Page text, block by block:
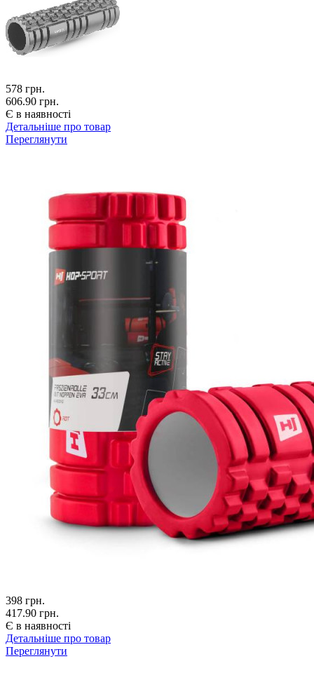
578 грн.
606.90 грн.
Є в наявності
Детальніше про товар
Переглянути
398 грн.
417.90 грн.
Є в наявності
Детальніше про товар
Переглянути